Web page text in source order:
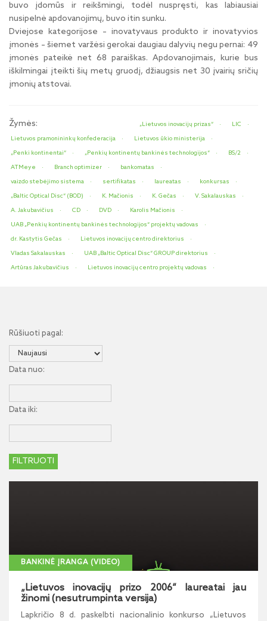
buvo įdomūs ir reikšmingi, todėl nuspręsti, kas labiausiai
nusipelnė apdovanojimų, buvo itin sunku.
Dviejose kategorijose – inovatyvaus produkto ir inovatyvios
įmonės – šiemet varžėsi gerokai daugiau dalyvių negu pernai: 49
įmonės pateikė net 68 paraiškas. Apdovanojimais, kurie bus
iškilmingai įteikti šių metų gruodį, džiaugsis net 30 įvairių sričių
įmonių atstovai.
Žymės: „Lietuvos inovacijų prizas“
LIC
Lietuvos pramonininkų konfederacija
Lietuvos ūkio ministerija
„Penki kontinentai“
„Penkių kontinentų bankinės technologijos“
BS/2
ATMeye
Branch optimizer
bankomatas
vaizdo stebėjimo sistema
sertifikatas laureatas
konkursas
„Baltic Optical Disc“ (BOD)
K. Mačionis K. Gečas
V. Sakalauskas
A. Jakubavičius
CD DVD
Karolis Mačionis
UAB „Penkių kontinentų bankinės technologijos“ projektų vadovas
dr. Kastytis Gečas
Lietuvos inovacijų centro direktorius
Vladas Sakalauskas
UAB „Baltic Optical Disc“ GROUP direktorius
Artūras Jakubavičius
Lietuvos inovacijų centro projektų vadovas
Rūšiuoti pagal:
Data nuo:
Data iki:
BANKINĖ ĮRANGA (VIDEO)
„Lietuvos inovacijų prizo 2006“ laureatai jau
žinomi (nesutrumpinta versija)
Lapkričio 8 d. paskelbti nacionalinio konkurso „Lietuvos